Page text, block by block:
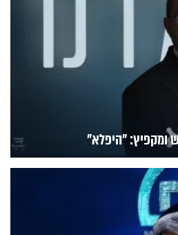
ומקפיץ: "היפלא"